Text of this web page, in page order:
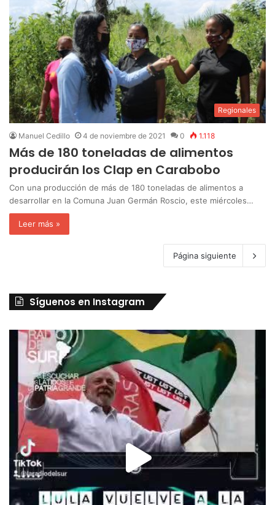
Regionales
Manuel Cedillo 4 de noviembre de 2021 0 1.118
Más de 180 toneladas de alimentos
producirán los Clap en Carabobo
Con una producción de más de 180 toneladas de alimentos a
desarrollar en la Comuna Juan Germán Roscio, este miércoles…
Leer más »
Página siguiente
Síguenos en Instagram